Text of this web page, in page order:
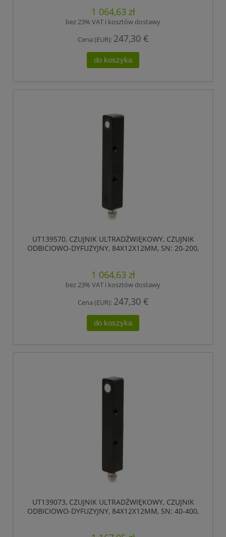
1 064,63 zł
bez 23% VAT i kosztów dostawy
Cena (EUR): 247,30 €
do koszyka
UT139570, CZUJNIK ULTRADŹWIĘKOWY, CZUJNIK
ODBICIOWO-DYFUZYJNY, 84X12X12MM, SN: 20-200,
1 064,63 zł
bez 23% VAT i kosztów dostawy
Cena (EUR): 247,30 €
do koszyka
UT139073, CZUJNIK ULTRADŹWIĘKOWY, CZUJNIK
ODBICIOWO-DYFUZYJNY, 84X12X12MM, SN: 40-400,